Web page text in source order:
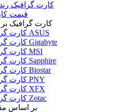
کارت گرافیک
قیمت
کارت گرافیک
کارت گرافیک ASUS
کارت گرافیک Gigabyte
کارت گرافیک MSI
کارت گرافیک Sapphire
کارت گرافیک Biostar
کارت گرافیک PNY
کارت گرافیک XFX
کارت گرافیک Zotac
بر اساس